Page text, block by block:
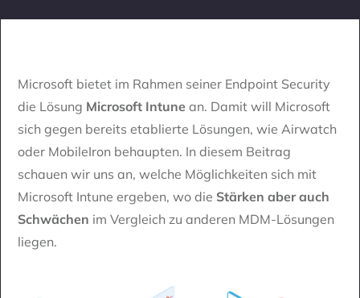
Microsoft bietet im Rahmen seiner Endpoint Security
die Lösung Microsoft Intune an. Damit will Microsoft
sich gegen bereits etablierte Lösungen, wie Airwatch
oder MobileIron behaupten. In diesem Beitrag
schauen wir uns an, welche Möglichkeiten sich mit
Microsoft Intune ergeben, wo die Stärken aber auch
Schwächen im Vergleich zu anderen MDM-Lösungen
liegen.